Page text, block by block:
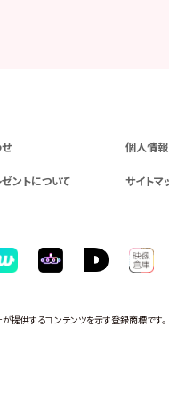
個人情
ントについて サイトマ
提供するコンテンツを示す登録商標です。